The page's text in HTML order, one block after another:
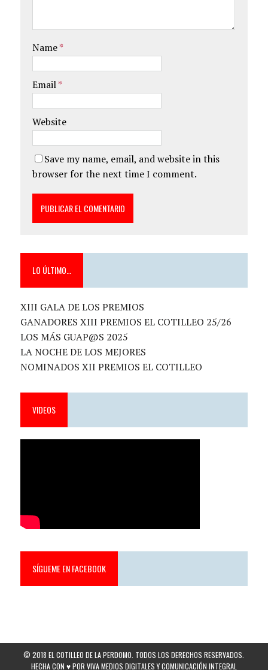
Name*
Email*
Website
Save my name, email, and website in this
browser for the next time I comment.
LO ÚLTIMO…
XIII GALA DE LOS PREMIOS
GANADORES XIII PREMIOS EL COTILLEO 25/26
LOS MÁS GUAP@S 2025
LA NOCHE DE LOS MEJORES
NOMINADOS XII PREMIOS EL COTILLEO
VIDEOS
SÍGUEME EN FACEBOOK
© 2018 EL COTILLEO DE LA PERDOMO. TODOS LOS DERECHOS RESERVADOS.
HECHA CON ♥ POR VIVA MEDIOS DIGITALES Y COMUNICACIÓN INTEGRAL